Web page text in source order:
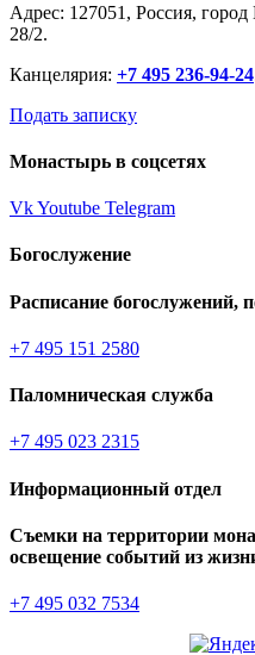
Адрес: 127051, Россия,
28/2.
Канцелярия: +7 495 236-94-24
Подать записку
Монастырь в соцсетях
VkYoutube Telegram
Богослужение
Расписание богослужений,
+7 495 151 2580
Паломническая служба
+7 495 023 2315
Информационный отдел
Съемки на территории
освещение событий из
+7 495 032 7534